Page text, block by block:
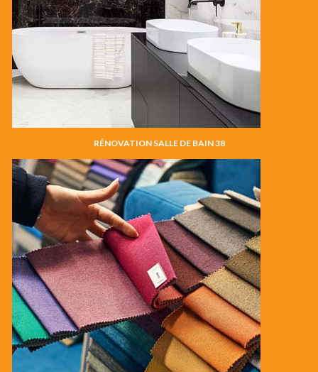
RÉNOVATION SALLE DE BAIN 38